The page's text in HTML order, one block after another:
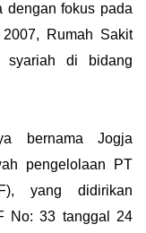
dengan fokus pada
Rumah Sakit
syariah di bidang
bernama Jogja
pengelolaan PT
yang didirikan
No: 33 tanggal 24